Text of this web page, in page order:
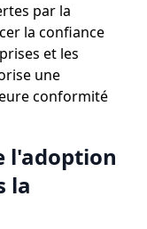
par la
la confiance
et les
une
conformité
l'adoption
la